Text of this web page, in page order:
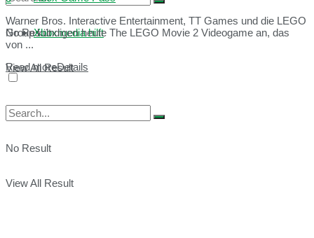
No Result
View All Result
Xboxmedia hilft
No Result
View All Result
Warner Bros. Interactive Entertainment, TT Games und die LEGO
Group kündigen heute The LEGO Movie 2 Videogame an, das
von ...
Read moreDetails